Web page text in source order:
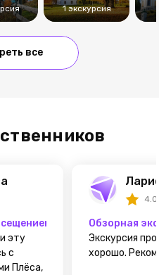
1 экскурсия
все
Эко-деревни
эту
с
Плёса,
Обзорная
Экскурсия
хорошо.